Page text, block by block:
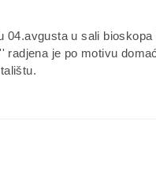
u sali
je po motivu